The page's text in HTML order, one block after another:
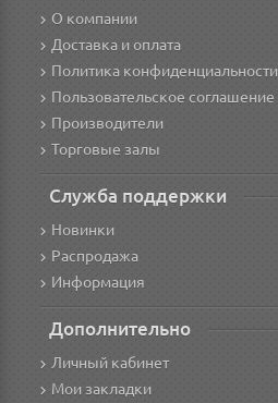
О компании
Доставка и оплата
Политика конфиденциальности
Пользовательское соглашение
Производители
Торговые залы
Служба поддержки
Новинки
Распродажа
Информация
Дополнительно
Личный кабинет
Мои закладки